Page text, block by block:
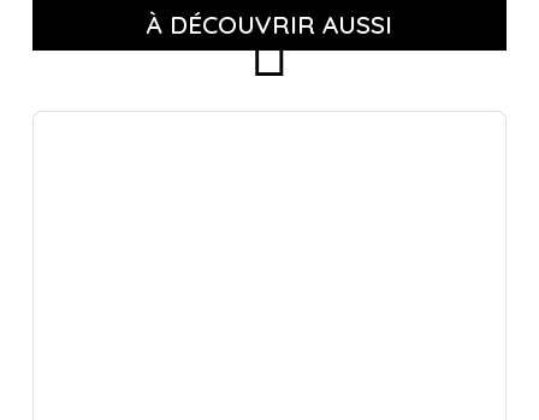
À DÉCOUVRIR AUSSI